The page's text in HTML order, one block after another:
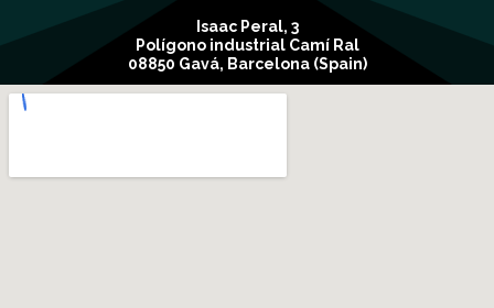
Isaac Peral, 3
Polígono industrial Camí Ral
08850 Gavá, Barcelona (Spain)